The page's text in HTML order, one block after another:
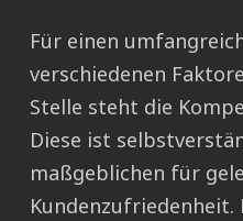
Für einen
verschiedenen
Stelle steht die
Diese ist
maßgeblichen für
Kundenzufriedenheit.